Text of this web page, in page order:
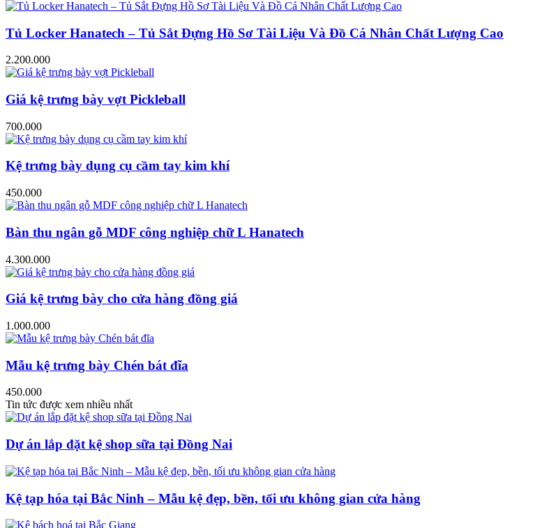
Tủ Locker Hanatech – Tủ Sắt Đựng Hồ Sơ Tài Liệu Và Đồ Cá Nhân Chất Lượng Cao
2.200.000
Giá kệ trưng bày vợt Pickleball
700.000
Kệ trưng bày dụng cụ cầm tay kim khí
450.000
Bàn thu ngân gỗ MDF công nghiệp chữ L Hanatech
4.300.000
Giá kệ trưng bày cho cửa hàng đồng giá
1.000.000
Mẫu kệ trưng bày Chén bát đĩa
450.000
Tin tức được xem nhiều nhất
Dự án lắp đặt kệ shop sữa tại Đồng Nai
Kệ tạp hóa tại Bắc Ninh – Mẫu kệ đẹp, bền, tối ưu không gian cửa hàng